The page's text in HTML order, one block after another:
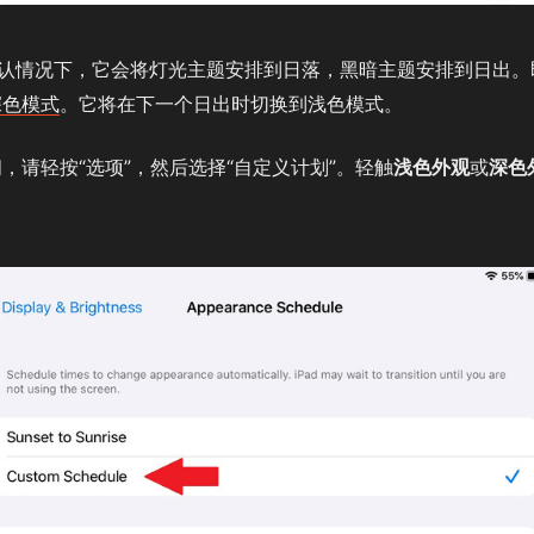
情况下，它会将灯光主题安排到日落，黑暗主题安排到日出
模式。它将在下一个日出时切换到浅色模式。
请轻按“选项”，然后选择“自定义计划”。轻触浅色外观或深色